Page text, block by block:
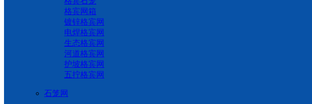
格宾网箱
镀锌格宾网
电焊格宾网
生态格宾网
河道格宾网
护坡格宾网
五拧格宾网
石笼网